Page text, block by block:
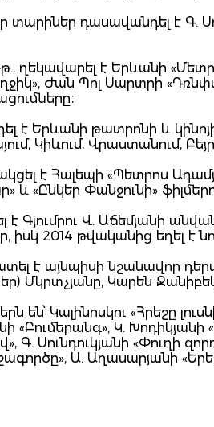
տարիներ դասավանդել է Գ.
ղեկավարել է Երևանի
Ժան Պոլ Սարտրի
է Երևանի թատրոնի և
Կիևում, Վրաստանում,
է Հալեպի «Պետրոս
«Ընկեր Փանջունի»
է Գյումրու Վ. Աճեմյանի
2014 թվականից եղել է
է այնպիսի նշանավոր
Մկրտչյանը, Կարեն
են՝ Կալինոսկու «Հրեշը
«Բումերանգ», Կ.
Գ. Սունդուկյանի «Փուղի
Ա. Աղասարյանի